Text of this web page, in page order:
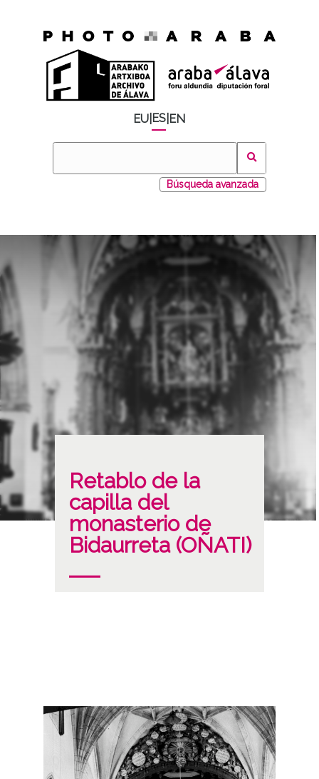
EU ES EN
Búsqueda avanzada
Retablo de la
capilla del
monasterio de
Bidaurreta (OÑATI)